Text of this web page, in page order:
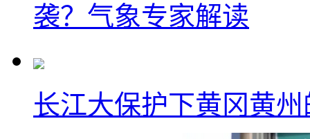
袭？气象专家解读
长江大保护下黄冈黄